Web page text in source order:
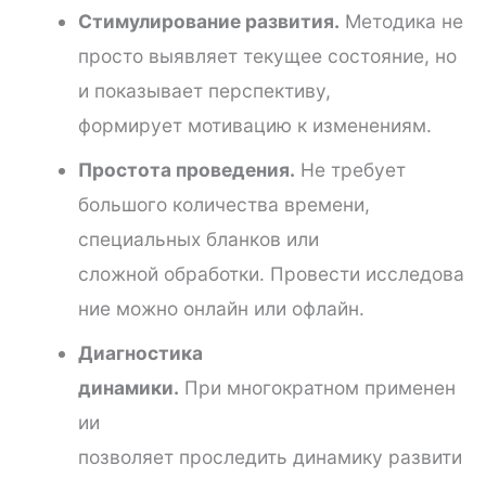
Стимулирование развития. Методика не
просто выявляет текущее состояние, но
и показывает перспективу,
формирует мотивацию к изменениям.
Простота проведения. Не требует
большого количества времени,
специальных бланков или
сложной обработки. Провести исследова
ние можно онлайн или офлайн.
Диагностика
динамики. При многократном применен
ии
позволяет проследить динамику развити